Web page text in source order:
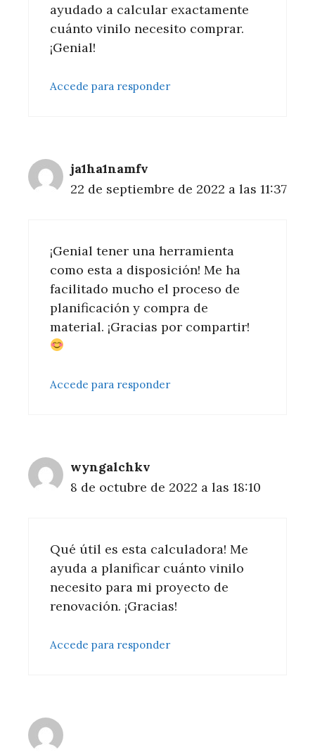
ayudado a calcular exactamente
cuánto vinilo necesito comprar.
¡Genial!
Accede para responder
ja1ha1namfv
22 de septiembre de 2022 a las 11:37
¡Genial tener una herramienta
como esta a disposición! Me ha
facilitado mucho el proceso de
planificación y compra de
material. ¡Gracias por compartir!
Accede para responder
wyngalchkv
8 de octubre de 2022 a las 18:10
Qué útil es esta calculadora! Me
ayuda a planificar cuánto vinilo
necesito para mi proyecto de
renovación. ¡Gracias!
Accede para responder